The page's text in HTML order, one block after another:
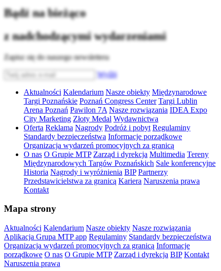
Bądź na bieżąco
z nadchodzącymi wydarzeniami
Zapisz się do naszego newslettera
Wyślij
Aktualności Kalendarium Nasze obiekty Międzynarodowe
Targi Poznańskie Poznań Congress Center Targi Lublin
Arena Poznań Pawilon 7A Nasze rozwiązania IDEA Expo
City Marketing Złoty Medal Wydawnictwa
Oferta Reklama Nagrody Podróż i pobyt Regulaminy
Standardy bezpieczeństwa Informacje porządkowe
Organizacja wydarzeń promocyjnych za granicą
O nas O Grupie MTP Zarząd i dyrekcja Multimedia Tereny
Międzynarodowych Targów Poznańskich Sale konferencyjne
Historia Nagrody i wyróżnienia BIP Partnerzy
Przedstawicielstwa za granicą Kariera Naruszenia prawa
Kontakt
Mapa strony
Aktualności Kalendarium Nasze obiekty Nasze rozwiązania
Aplikacja Grupa MTP app Regulaminy Standardy bezpieczeństwa
Organizacja wydarzeń promocyjnych za granicą Informacje
porządkowe O nas O Grupie MTP Zarząd i dyrekcja BIP Kontakt
Naruszenia prawa